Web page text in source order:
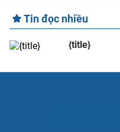
Tin đọc nhiều
{title}